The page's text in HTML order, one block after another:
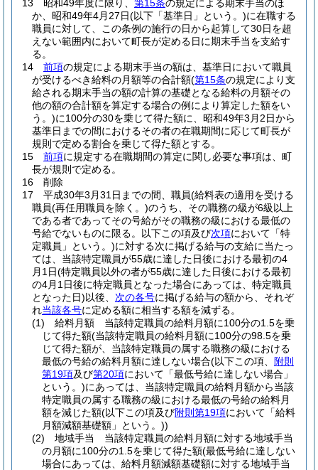
13
昭和49年度に限り、 第15条の規定による期末手当のほ
か、昭和49年4月27日(以下「基準日」という。)に在職する
職員に対して、この条例の施行の日から起算して30日を超
えない範囲内において町長が定める日に期末手当を支給す
る。
14
前項の規定による期末手当の額は、基準日において職員
が受けるべき給料の月額等の合計額(第15条の規定により支
給される期末手当の額の計算の基礎となる給料の月額その
他の額の合計額を算定する場合の例により算定した額をい
う。)に100分の30を乗じて得た額に、昭和49年3月2日から
基準日までの間におけるその者の在職期間に応じて町長が
規則で定める割合を乗じて得た額とする。
15
前項に規定する在職期間の算定に関し必要な事項は、町
長が規則で定める。
16
削除
17
平成30年3月31日までの間、職員(給料表の適用を受ける
職員(再任用職員を除く。)のうち、その職務の級が6級以上
である者であってその号給がその職務の級における最低の
号給でないものに限る。以下この項及び次項において「特
定職員」という。)に対する次に掲げる給与の支給に当たっ
ては、当該特定職員が55歳に達した日後における最初の4
月1日(特定職員以外の者が55歳に達した日後における最初
の4月1日後に特定職員となった場合にあっては、特定職員
となった日)以後、 次の各号に掲げる給与の額から、それぞ
れ当該各号に定める額に相当する額を減ずる。
(1)
給料月額 当該特定職員の給料月額に100分の1.5を乗
じて得た額(当該特定職員の給料月額に100分の98.5を乗
じて得た額が、当該特定職員の属する職務の級における
最低の号給の給料月額に達しない場合(以下この項、
附則
第19項及び第20項において「最低号給に達しない場合」
という。)にあっては、当該特定職員の給料月額から当該
特定職員の属する職務の級における最低の号給の給料月
額を減じた額(以下この項及び附則第19項において「給料
月額減額基礎額」という。))
(2)
地域手当 当該特定職員の給料月額に対する地域手当
の月額に100分の1.5を乗じて得た額(最低号給に達しない
場合にあっては、給料月額減額基礎額に対する地域手当